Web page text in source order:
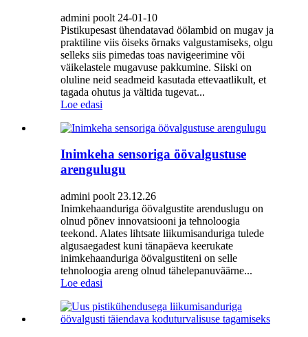
admini poolt 24-01-10
Pistikupesast ühendatavad öölambid on mugav ja
praktiline viis öiseks õrnaks valgustamiseks, olgu
selleks siis pimedas toas navigeerimine või
väikelastele mugavuse pakkumine. Siiski on
oluline neid seadmeid kasutada ettevaatlikult, et
tagada ohutus ja vältida tugevat...
Loe edasi
Inimkeha sensoriga öövalgustuse
arengulugu
admini poolt 23.12.26
Inimkehaanduriga öövalgustite arenduslugu on
olnud põnev innovatsiooni ja tehnoloogia
teekond. Alates lihtsate liikumisanduriga tulede
algusaegadest kuni tänapäeva keerukate
inimkehaanduriga öövalgustiteni on selle
tehnoloogia areng olnud tähelepanuväärne...
Loe edasi